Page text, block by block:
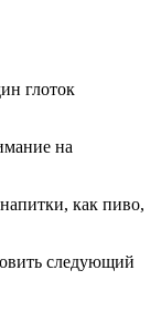
глоток
на
как пиво,
следующий